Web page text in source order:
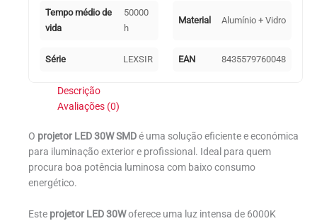
Tempo médio de
vida
50000
h
Material Alumínio + Vidro
Série LEXSIR EAN 8435579760048
Descrição
Avaliações (0)
O projetor LED 30W SMDé uma solução eficiente e económica
para iluminação exterior e profissional. Ideal para quem
procura boa potência luminosa com baixo consumo
energético.
Este projetor LED 30Woferece uma luz intensa de 6000K